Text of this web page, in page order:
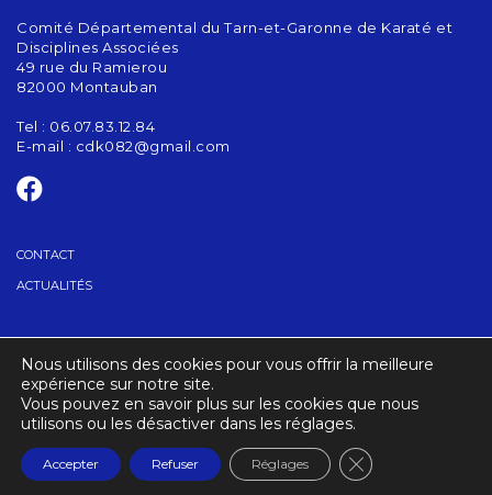
Comité Départemental du Tarn-et-Garonne de Karaté et
Disciplines Associées
49 rue du Ramierou
82000 Montauban
Tel : 06.07.83.12.84
E-mail : cdk082@gmail.com
CONTACT
ACTUALITÉS
PARTENAIRES
CRÉDITS MENTIONS LÉGALES
Nous utilisons des cookies pour vous offrir la meilleure
expérience sur notre site.
Vous pouvez en savoir plus sur les cookies que nous
utilisons ou les désactiver dans les réglages.
Accepter Refuser Réglages Fermer la